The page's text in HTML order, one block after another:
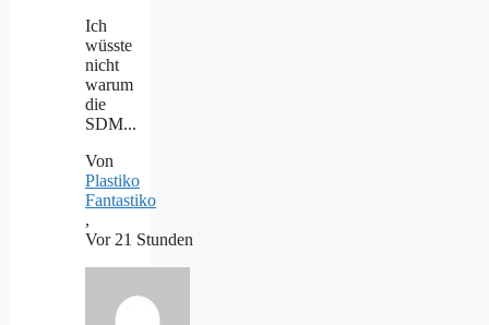
Ich
wüsste
nicht
warum
die
SDM...
Von
Plastiko
Fantastiko
,
Vor 21 Stunden